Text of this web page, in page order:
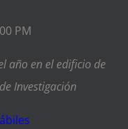
PM
año en el edificio de
Investigación